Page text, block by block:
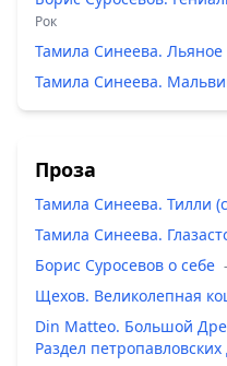
Рок
Тамила Синеева. Льяное
Тамила Синеева.
Проза
Тамила Синеева. Тилли
Тамила Синеева.
Борис Суросевов о себе
Щехов. Великолепная
Din Matteo. Большой
Раздел петропавловских